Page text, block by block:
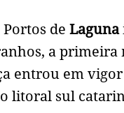
de Laguna
a
entrou em
litoral sul